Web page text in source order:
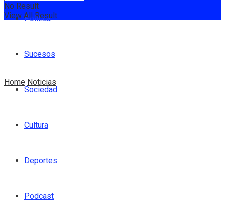
Política
Sucesos
Sociedad
Cultura
Deportes
Podcast
No Result
View All Result
Home Noticias